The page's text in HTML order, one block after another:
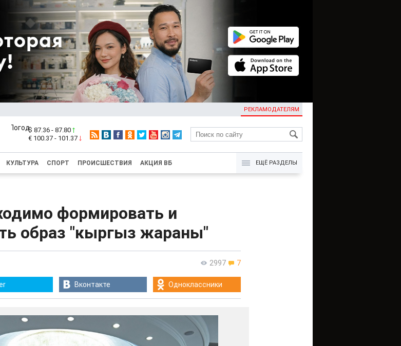
РЕКЛАМОДАТЕЛЯМ
KG
$ 87.36 - 87.80
€ 100.37 - 101.37
КУЛЬТУРА СПОРТ ПРОИСШЕСТВИЯ АКЦИЯ ВБ ЕЩЁ РАЗДЕЛЫ
формировать и
образ "кыргыз жараны"
2997 7
Вконтакте Одноклассники